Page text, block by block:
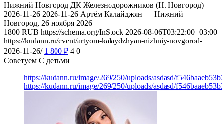
Нижний Новгород ДК Железнодорожников (Н. Новгород)
2026-11-26 2026-11-26 Артём Калайджян — Нижний
Новгород, 26 ноября 2026
1800 RUB https://schema.org/InStock 2026-08-06T03:22:00+03:00
https://kudann.ru/event/artyom-kalaydzhyan-nizhniy-novgorod-
2026-11-26/ 1 800 ₽ 4 0
Советуем С детьми
https://kudann.ru/image/269/250/uploads/asdasd/
https://kudann.ru/image/269/250/uploads/asdasd/